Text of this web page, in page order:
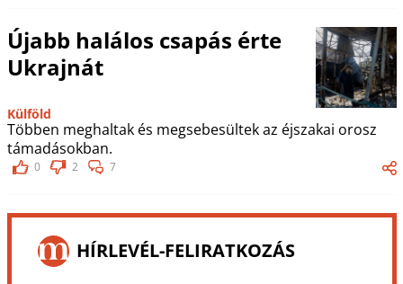
Újabb halálos csapás érte
Ukrajnát
Külföld
Többen meghaltak és megsebesültek az éjszakai orosz
támadásokban.
0 2 7
HÍRLEVÉL-FELIRATKOZÁS